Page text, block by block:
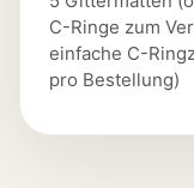
C-Ringe zum
einfache C-
pro Bestellung)